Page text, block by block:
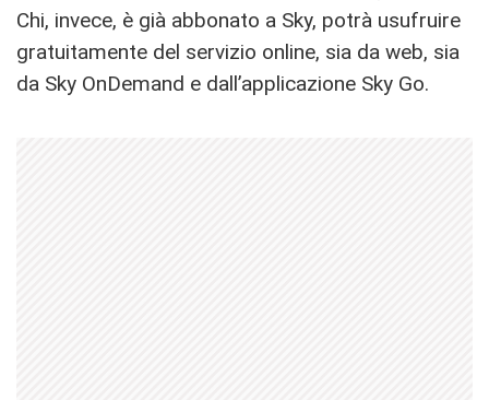
Chi, invece, è già abbonato a Sky, potrà usufruire
gratuitamente del servizio online, sia da web, sia
da Sky OnDemand e dall’applicazione Sky Go.